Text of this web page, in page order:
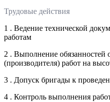
Трудовые действия
1 . Ведение технической
работам
2 . Выполнение обязанностей
(производителя) работ на
3 . Допуск бригады к
4 . Контроль выполнения